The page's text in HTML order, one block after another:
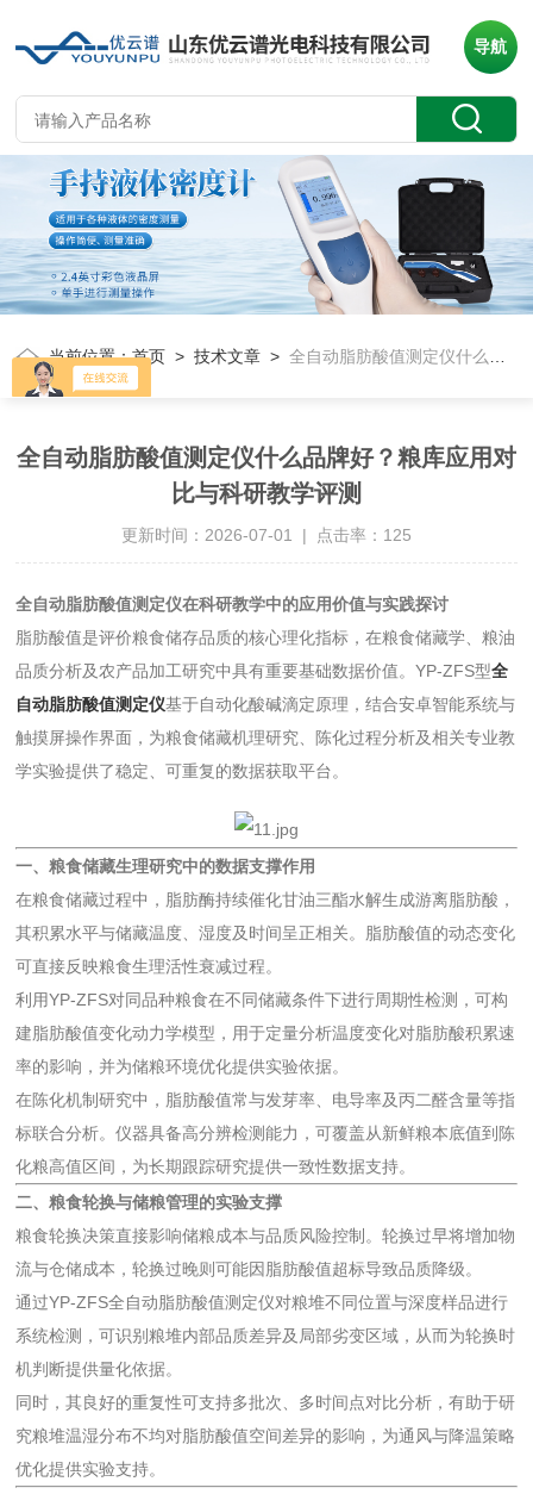
导航
当前位置：首页 >技术文章 >全自动脂肪酸值测定仪什么品牌好？粮库应用对比与科研教学评测
全自动脂肪酸值测定仪什么品牌好？粮库应用对
比与科研教学评测
更新时间：2026-07-01 | 点击率：125
全自动脂肪酸值测定仪在科研教学中的应用价值与实践探讨
脂肪酸值是评价粮食储存品质的核心理化指标，在粮食储藏学、粮油
品质分析及农产品加工研究中具有重要基础数据价值。YP-ZFS型全
自动脂肪酸值测定仪基于自动化酸碱滴定原理，结合安卓智能系统与
触摸屏操作界面，为粮食储藏机理研究、陈化过程分析及相关专业教
学实验提供了稳定、可重复的数据获取平台。
一、粮食储藏生理研究中的数据支撑作用
在粮食储藏过程中，脂肪酶持续催化甘油三酯水解生成游离脂肪酸，
其积累水平与储藏温度、湿度及时间呈正相关。脂肪酸值的动态变化
可直接反映粮食生理活性衰减过程。
利用YP-ZFS对同品种粮食在不同储藏条件下进行周期性检测，可构
建脂肪酸值变化动力学模型，用于定量分析温度变化对脂肪酸积累速
率的影响，并为储粮环境优化提供实验依据。
在陈化机制研究中，脂肪酸值常与发芽率、电导率及丙二醛含量等指
标联合分析。仪器具备高分辨检测能力，可覆盖从新鲜粮本底值到陈
化粮高值区间，为长期跟踪研究提供一致性数据支持。
二、粮食轮换与储粮管理的实验支撑
粮食轮换决策直接影响储粮成本与品质风险控制。轮换过早将增加物
流与仓储成本，轮换过晚则可能因脂肪酸值超标导致品质降级。
通过YP-ZFS全自动脂肪酸值测定仪对粮堆不同位置与深度样品进行
系统检测，可识别粮堆内部品质差异及局部劣变区域，从而为轮换时
机判断提供量化依据。
同时，其良好的重复性可支持多批次、多时间点对比分析，有助于研
究粮堆温湿分布不均对脂肪酸值空间差异的影响，为通风与降温策略
优化提供实验支持。